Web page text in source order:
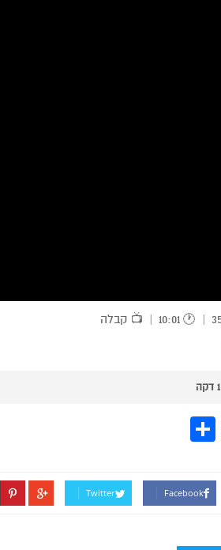
|
🕐 10:01
| 📺 קבלה
1 דקה
Email
Facebook
Twitter